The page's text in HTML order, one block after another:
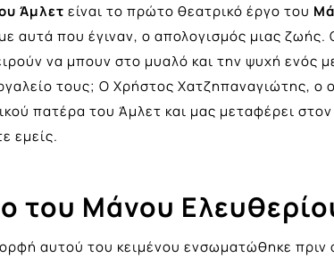
Άμλετ είναι το πρώτο θεατρικό έργο του
αυτά που έγιναν, ο απολογισμός μιας ζωής.
να μπουν στο μυαλό και την ψυχή ενός
τους; Ο Χρήστος Χατζηπαναγιώτης, ο
πατέρα του Άμλετ και μας μεταφέρει
εμείς.
του Μάνου
αυτού του κειμένου ενσωματώθηκε πριν